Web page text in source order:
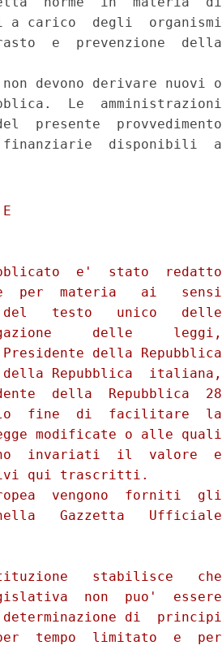
a carico  degli  organismi
e  prevenzione  della
devono derivare nuovi o
Le  amministrazioni
presente  provvedimento
finanziarie  disponibili  a
31 gennaio  2020,  pubblicata  nella  Gazzetta
          Ufficiale n.  26  del  1°  febbraio  2020,  i  termini  per
          l'adozione di decreti legislativi con scadenza  tra  il  10
          febbraio 2020 e il 31 agosto 2020, che  non  siano  scaduti
          al